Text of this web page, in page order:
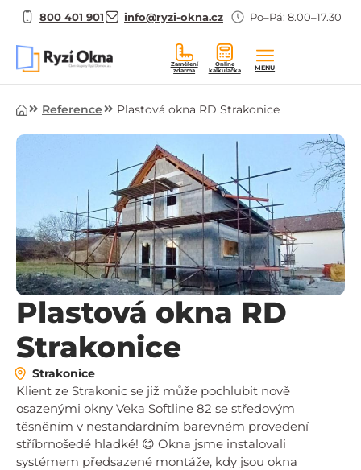
800 401 901 info@ryzi-okna.cz Po–Pá: 8.00–17.30
Zaměření
zdarma
Online
kalkulačka
MENU
ÚvodReference Plastová okna RD Strakonice
Plastová okna RD
Strakonice
Strakonice
Klient ze Strakonic se již může pochlubit nově
osazenými okny Veka Softline 82 se středovým
těsněním v nestandardním barevném provedení
stříbrnošedé hladké! 😊 Okna jsme instalovali
systémem předsazené montáže, kdy jsou okna